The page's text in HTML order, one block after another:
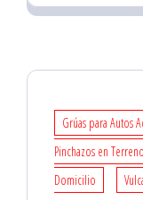
Grúas para Autos
Pinchazos en Terreno
Domicilio